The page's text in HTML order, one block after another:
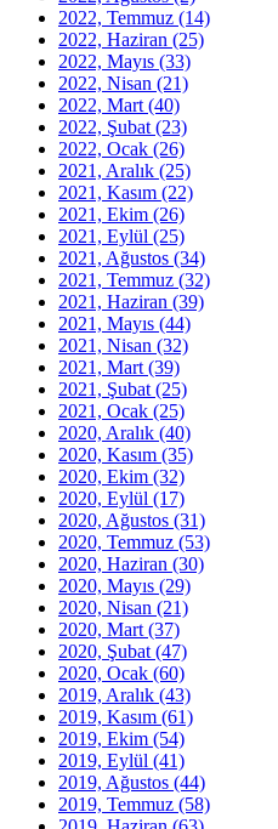
2022, Temmuz (14)
2022, Haziran (25)
2022, Mayıs (33)
2022, Nisan (21)
2022, Mart(40)
2022, Şubat(23)
2022, Ocak (26)
2021, Aralık (25)
2021, Kasım (22)
2021, Ekim (26)
2021, Eylül (25)
2021, Ağustos (34)
2021, Temmuz (32)
2021, Haziran (39)
2021, Mayıs (44)
2021, Nisan (32)
2021, Mart(39)
2021, Şubat(25)
2021, Ocak (25)
2020, Aralık (40)
2020, Kasım (35)
2020, Ekim (32)
2020, Eylül (17)
2020, Ağustos (31)
2020, Temmuz (53)
2020, Haziran (30)
2020, Mayıs (29)
2020, Nisan (21)
2020, Mart(37)
2020, Şubat(47)
2020, Ocak (60)
2019, Aralık (43)
2019, Kasım (61)
2019, Ekim (54)
2019, Eylül (41)
2019, Ağustos (44)
2019, Temmuz (58)